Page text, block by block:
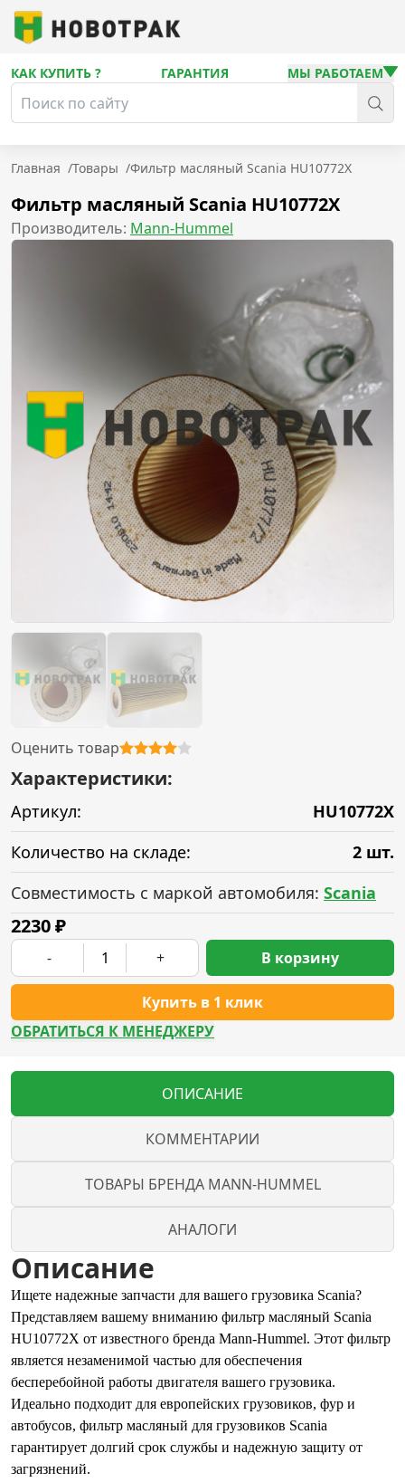
КАК КУПИТЬ ? ГАРАНТИЯ МЫ РАБОТАЕМ
Главная /Товары /Фильтр масляный Scania HU10772X
Фильтр масляный Scania HU10772X
Производитель: Mann-Hummel
Оценить товар
Характеристики:
Артикул:
HU10772X
Количество на складе:
2 шт.
Совместимость с маркой автомобиля: Scania
2230₽
- +
Купить в 1 клик
В корзину
ОБРАТИТЬСЯ К МЕНЕДЖЕРУ
ОПИСАНИЕ
КОММЕНТАРИИ
ТОВАРЫ БРЕНДА MANN-HUMMEL
АНАЛОГИ
Описание
Ищете надежные запчасти для вашего грузовика Scania?
Представляем вашему вниманию фильтр масляный Scania
HU10772X от известного бренда Mann-Hummel. Этот фильтр
является незаменимой частью для обеспечения
бесперебойной работы двигателя вашего грузовика.
Идеально подходит для европейских грузовиков, фур и
автобусов, фильтр масляный для грузовиков Scania
гарантирует долгий срок службы и надежную защиту от
загрязнений.